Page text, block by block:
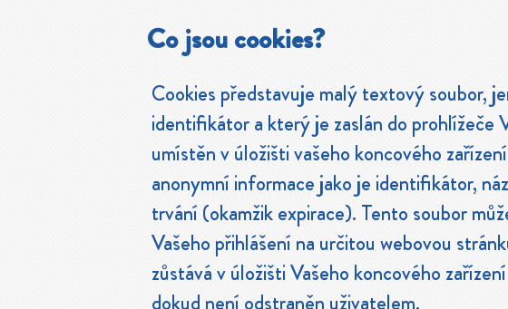
Co jsou cookies?
Cookies představuje malý textový soubor,
identifikátor a který je zaslán do prohlížeče
umístěn v úložišti vašeho koncového
anonymní informace jako je identifikátor,
trvání (okamžik expirace). Tento soubor
Vašeho přihlášení na určitou webovou
zůstává v úložišti Vašeho koncového